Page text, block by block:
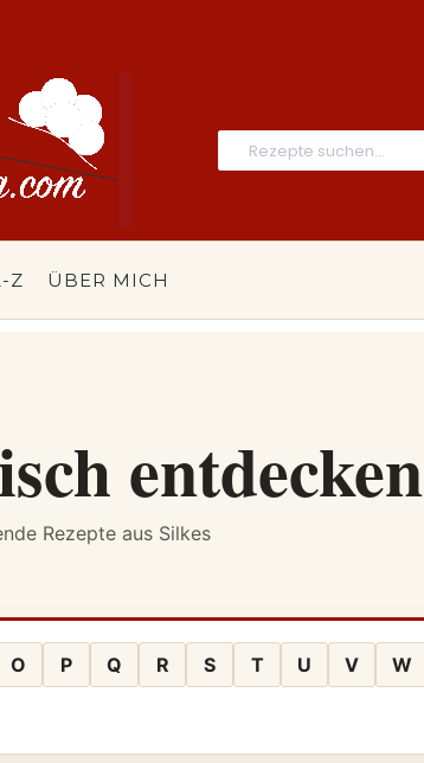
Z ÜBER MICH
entdecken
Rezepte aus Silkes
O P Q R S T U V W